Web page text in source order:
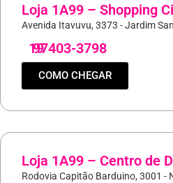
Loja 1A99 – Shopping
Avenida Itavuvu, 3373 - Jardim
19
97403-3798
COMO CHEGAR
Loja 1A99 – Centro de
Rodovia Capitão Barduino, 3001 -